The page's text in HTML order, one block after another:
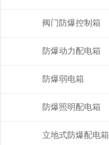
阀门防爆控制箱
防爆动力配电箱
防爆弱电箱
防爆照明配电箱
立地式防爆配电箱